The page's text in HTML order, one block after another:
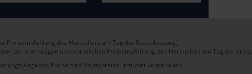
Preisempfehlung des Herstellers am Tag der Erstzulassung).
der ehemaligen unverbindlichen Preisempfehlung des Herstellers am Tag der
Angebot. Preise sind Bruttopreise. Irrtümer vorbehalten.